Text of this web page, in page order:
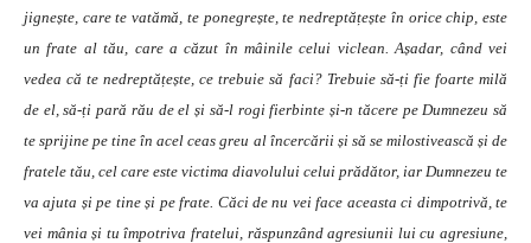
jignește, care te vatămă, te ponegrește, te nedreptățește în orice chip, este
un frate al tău, care a căzut în mâinile celui viclean. Așadar, când vei
vedea că te nedreptățește, ce trebuie să faci? Trebuie să-ți fie foarte milă
de el, să-ți pară rău de el și să-l rogi fierbinte și-n tăcere pe Dumnezeu să
te sprijine pe tine în acel ceas greu al încercării și să se milostivească și de
fratele tău, cel care este victima diavolului celui prădător, iar Dumnezeu te
va ajuta și pe tine și pe frate. Căci de nu vei face aceasta ci dimpotrivă, te
vei mânia și tu împotriva fratelui, răspunzând agresiunii lui cu agresiune,